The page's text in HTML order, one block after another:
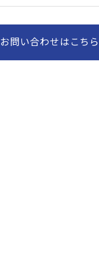
お問い合わせはこちら